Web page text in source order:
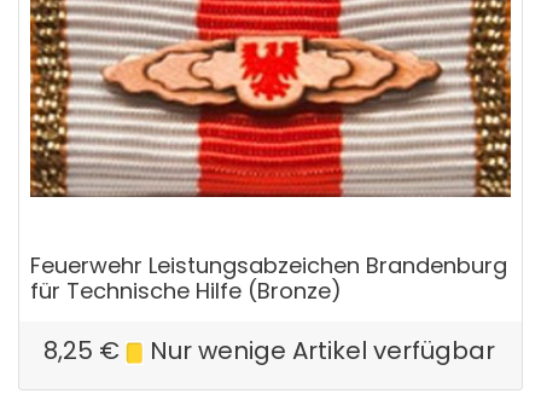
Feuerwehr Leistungsabzeichen Brandenburg
für Technische Hilfe (Bronze)
8,25 € Nur wenige Artikel verfügbar